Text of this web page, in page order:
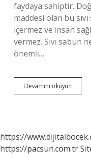
faydaya sahiptir.
maddesi olan bu
içermez ve insan
vermez. Sıvı sabun
önemli…
Devamını okuyun
Sabunu
https://
https://pacsun.com.tr